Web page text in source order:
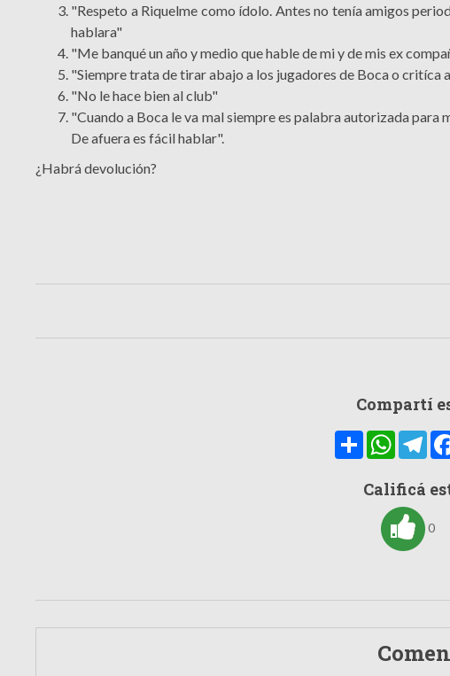
"Respeto a Riquelme como ídolo. Antes no tenía amigos
hablara"
"Me banqué un año y medio que hable de mi y de mis ex
"Siempre trata de tirar abajo a los jugadores de Boca o critíca
"No le hace bien al club"
"Cuando a Boca le va mal siempre es palabra autorizada para
De afuera es fácil hablar".
¿Habrá devolución?
Compartí
Compartir
Calificá
0